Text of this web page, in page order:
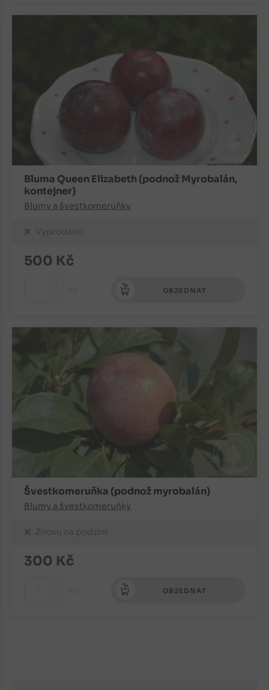
Bluma Queen Elizabeth (podnož Myrobalán,
kontejner)
Blumy a švestkomeruňky
Vyprodáno
500 Kč
OBJEDNAT
Švestkomeruňka (podnož myrobalán)
Blumy a švestkomeruňky
Znovu na podzim
300 Kč
OBJEDNAT